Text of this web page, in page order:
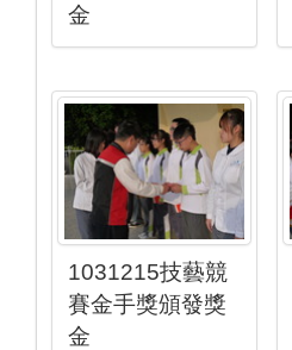
金
1031215技藝競
賽金手獎頒發獎
金